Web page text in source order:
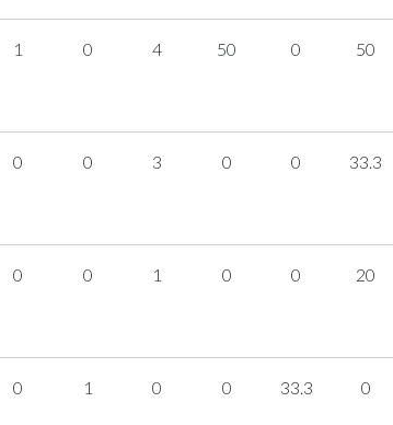
1 0 4 50 0 50
0 0 3 0 0 33.3
0 0 1 0 0 20
0 1 0 0 33.3 0